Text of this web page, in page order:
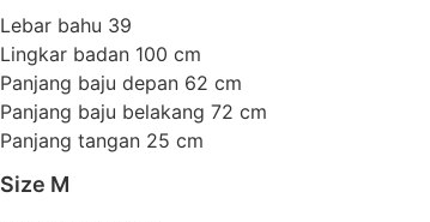
Lebar bahu 39
Lingkar badan 100 cm
Panjang baju depan 62 cm
Panjang baju belakang 72 cm
Panjang tangan 25 cm
Size M